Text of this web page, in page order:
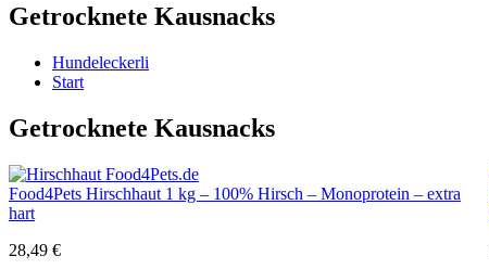
Getrocknete Kausnacks
Hundeleckerli
Start
Getrocknete Kausnacks
Food4Pets Hirschhaut 1 kg – 100% Hirsch – Monoprotein – extra
hart
28,49 €